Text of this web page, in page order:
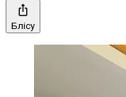
Бөлісу